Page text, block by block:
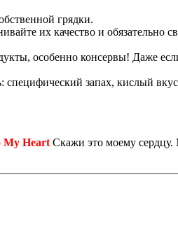
грядки.
их качество и
особенно консервы! Даже
запах, кислый
Heart Скажи это моему сердцу.